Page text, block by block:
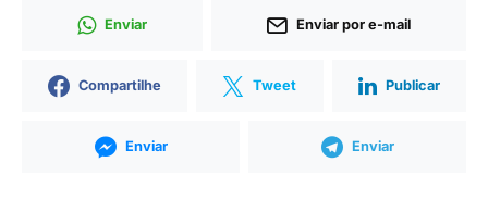
Enviar Enviar por e-mail
Compartilhe Tweet Publicar
Enviar Enviar